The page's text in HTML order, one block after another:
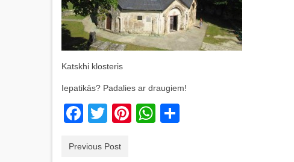
Katskhi klosteris
Iepatikās? Padalies ar draugiem!
Facebook
TwitterPinterest
WhatsApp
Previous Post